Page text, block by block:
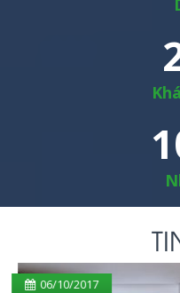
06/10/2017